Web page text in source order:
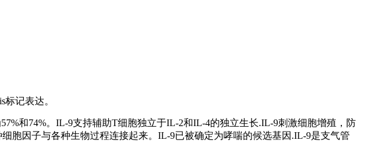
记表达。
和74%。IL-9支持辅助T细胞独立于IL-2和IL-4的独立生长.IL-9刺激细胞增殖，防
胞因子与各种生物过程连接起来。IL-9已被确定为哮喘的候选基因.IL-9是支气管